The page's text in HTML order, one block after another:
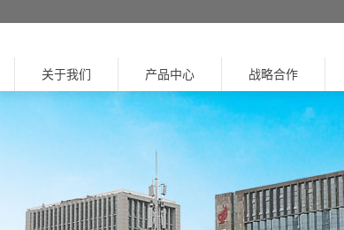
关于我们 产品中心 战略合作